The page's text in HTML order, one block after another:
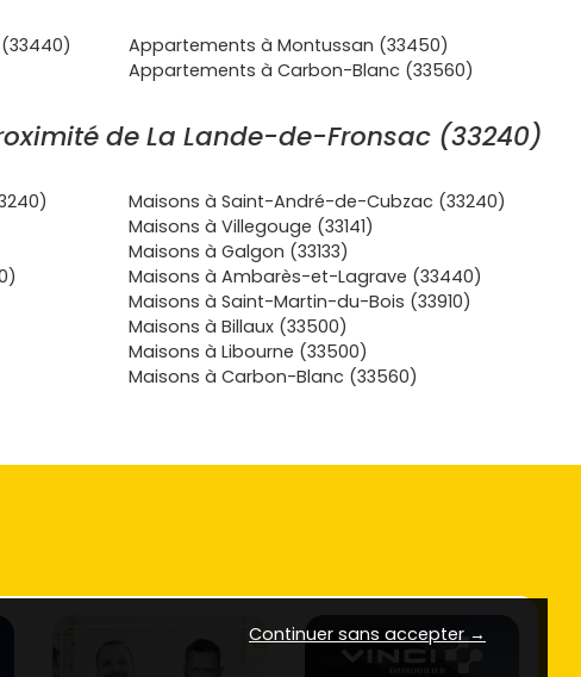
Appartements à Montussan (33450)
Appartements à Carbon-Blanc (33560)
de La Lande-de-Fronsac (33240)
Maisons à Saint-André-de-Cubzac (33240)
Maisons à Villegouge (33141)
Maisons à Galgon (33133)
Maisons à Ambarès-et-Lagrave (33440)
Maisons à Saint-Martin-du-Bois (33910)
Maisons à Billaux (33500)
Maisons à Libourne (33500)
Maisons à Carbon-Blanc (33560)
Continuer sans accepter →